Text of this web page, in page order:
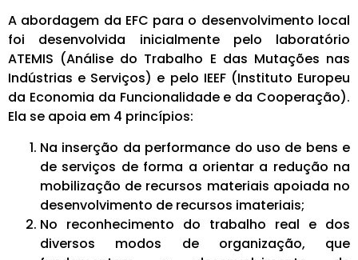
A abordagem da EFC para o desenvolvimento local
foi desenvolvida inicialmente pelo laboratório
ATEMIS (Análise do Trabalho E das Mutações nas
Indústrias e Serviços) e pelo IEEF (Instituto Europeu
da Economia da Funcionalidade e da Cooperação).
Ela se apoia em 4 princípios:
Na inserção da performance do uso de bens e
de serviços de forma a orientar a redução na
mobilização de recursos materiais apoiada no
desenvolvimento de recursos imateriais;
No reconhecimento do trabalho real e dos
diversos modos de organização, que